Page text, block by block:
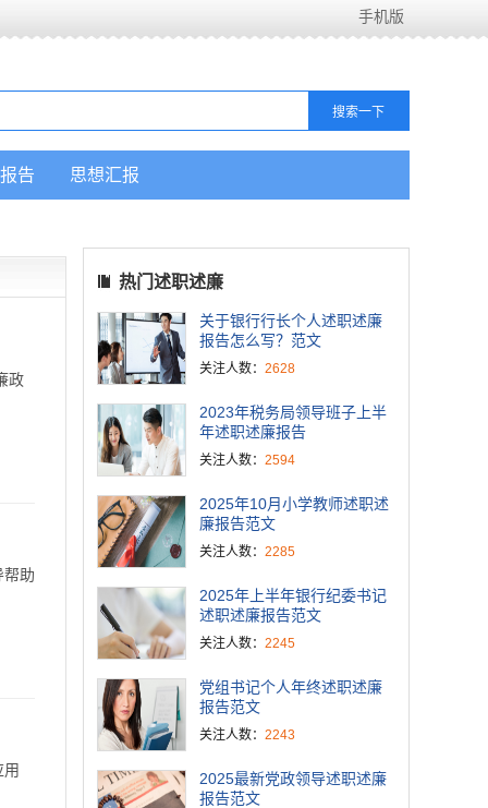
手机版
告 思想汇报
政
帮助
热门述职述廉
关于银行行长个人述职述廉
报告怎么写？范文
关注人数： 2628
2023年税务局领导班子上半
年述职述廉报告
关注人数： 2594
2025年10月小学教师述职述
廉报告范文
关注人数： 2285
2025年上半年银行纪委书记
述职述廉报告范文
关注人数： 2245
党组书记个人年终述职述廉
报告范文
关注人数： 2243
2025最新党政领导述职述廉
报告范文